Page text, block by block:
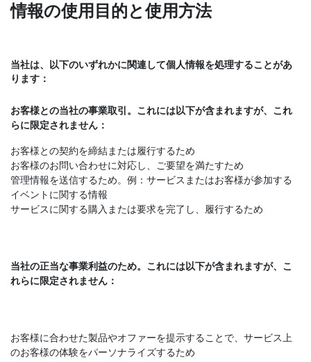
情報の使用目的と使用方法
当社は、以下のいずれかに関連して個人情報を処理することがあ
ります：
お客様との当社の事業取引。これには以下が含まれますが、これ
らに限定されません：
お客様との契約を締結または履行するため
お客様のお問い合わせに対応し、ご要望を満たすため
管理情報を送信するため。例：サービスまたはお客様が参加する
イベントに関する情報
サービスに関する購入または要求を完了し、履行するため
当社の正当な事業利益のため。これには以下が含まれますが、こ
れらに限定されません：
お客様に合わせた製品やオファーを提示することで、サービス上
のお客様の体験をパーソナライズするため